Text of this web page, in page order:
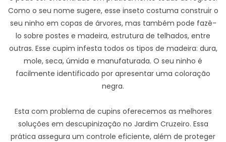
Como o seu nome sugere, esse inseto costuma construir o
seu ninho em copas de árvores, mas também pode fazê-
lo sobre postes e madeira, estrutura de telhados, entre
outras. Esse cupim infesta todos os tipos de madeira: dura,
mole, seca, úmida e manufaturada. O seu ninho é
facilmente identificado por apresentar uma coloração
negra.
Esta com problema de cupins oferecemos as melhores
soluções em descupinização no Jardim Cruzeiro. Essa
prática assegura um controle eficiente, além de proteger